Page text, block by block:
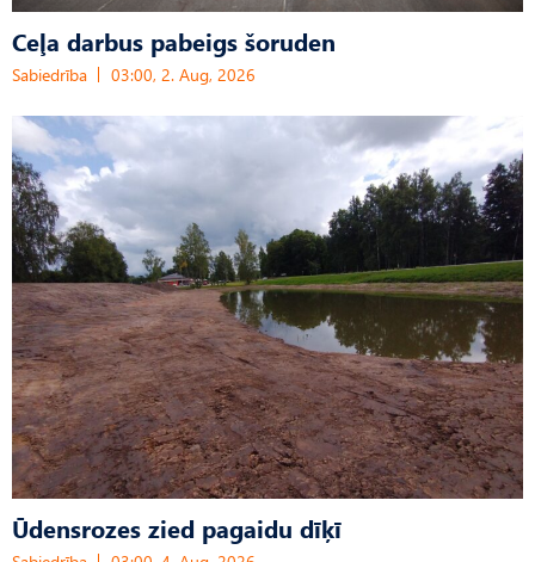
Ceļa darbus pabeigs šoruden
Sabiedrība 03:00, 2. Aug, 2026
Ūdensrozes zied pagaidu dīķī